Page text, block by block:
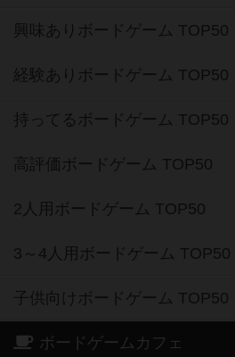
興味ありボードゲーム TOP50
経験ありボードゲーム TOP50
持ってるボードゲーム TOP50
高評価ボードゲーム TOP50
2人用ボードゲーム TOP50
3～4人用ボードゲーム TOP50
子供向けボードゲーム TOP50
ボードゲームカフェ